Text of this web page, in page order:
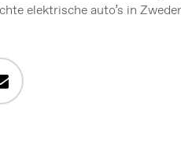
elektrische auto’s in